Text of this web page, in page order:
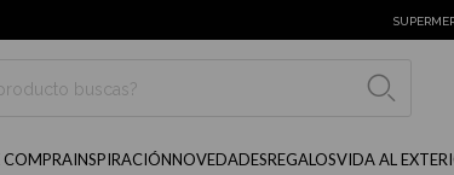
COMPRAINSPIRACIÓNNOVEDADESREGALOSVIDA AL